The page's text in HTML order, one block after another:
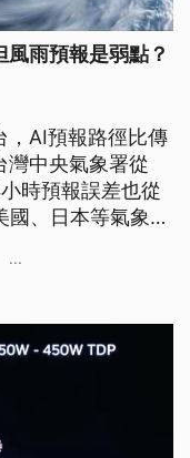
雨預報是弱點？
AI預報路徑比傳
灣中央氣象署從
時預報誤差也從
國、日本等氣象單
...